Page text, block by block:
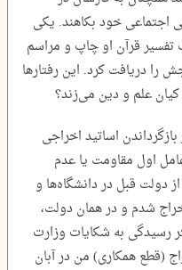
اجتماعی خود بکاهند. یکی
تفسیر قرآن او چاپ و مراسم
را دریافت کرد. این رفتارها
علم و دین می‌زند؟
اساتید اخراجی
اول مقاومت یا عدم
دولت قبل در دانشگاه‌ها و
شدم و در همان دولت،
رسیدگی به شکایات وزارت
(قطع همکاری) من در آبان